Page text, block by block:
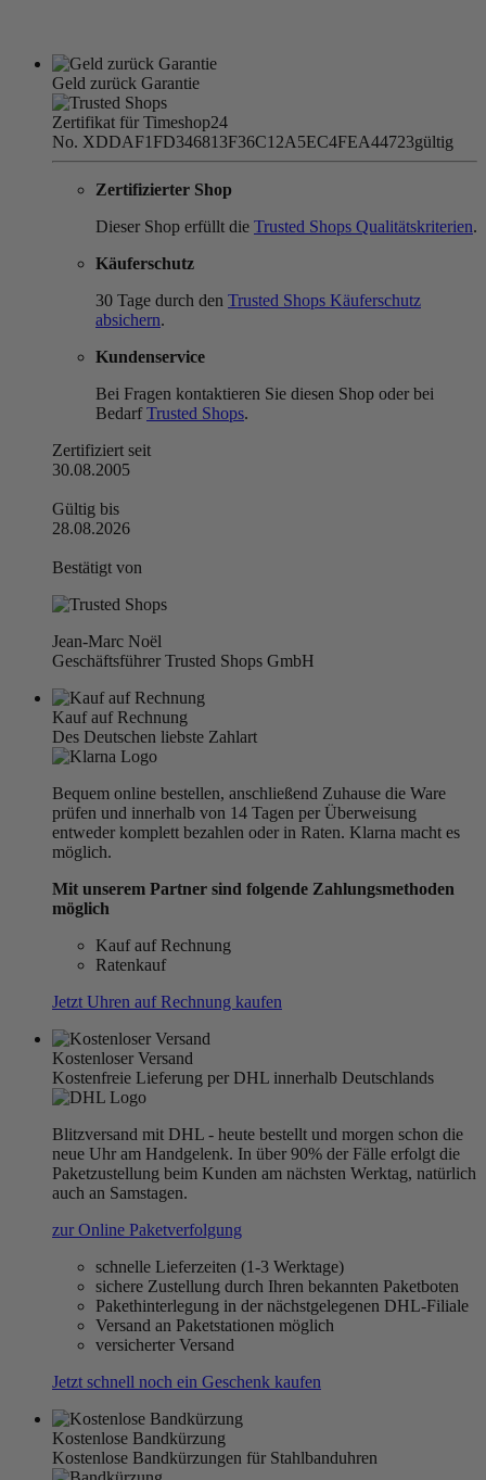
Geld zurück Garantie
Zertifikat für Timeshop24
No. XDDAF1FD346813F36C12A5EC4FEA44723gültig
Zertifizierter Shop
Dieser Shop erfüllt die Trusted Shops Qualitätskriterien.
Käuferschutz
30 Tage durch den Trusted Shops Käuferschutz
absichern.
Kundenservice
Bei Fragen kontaktieren Sie diesen Shop oder bei
BedarfTrusted Shops.
Zertifiziert seit
30.08.2005
Gültig bis
28.08.2026
Bestätigt von
Jean-Marc Noël
Geschäftsführer Trusted Shops GmbH
Kauf auf Rechnung
Des Deutschen liebste Zahlart
Bequem online bestellen, anschließend Zuhause die Ware
prüfen und innerhalb von 14 Tagen per Überweisung
entweder komplett bezahlen oder in Raten. Klarna macht es
möglich.
Mit unserem Partner sind folgende Zahlungsmethoden
möglich
Kauf auf Rechnung
Ratenkauf
Jetzt Uhren auf Rechnung kaufen
Kostenloser Versand
Kostenfreie Lieferung per DHL innerhalb Deutschlands
Blitzversand mit DHL - heute bestellt und morgen schon die
neue Uhr am Handgelenk. In über 90% der Fälle erfolgt die
Paketzustellung beim Kunden am nächsten Werktag, natürlich
auch an Samstagen.
zur Online Paketverfolgung
schnelle Lieferzeiten (1-3 Werktage)
sichere Zustellung durch Ihren bekannten Paketboten
Pakethinterlegung in der nächstgelegenen DHL-Filiale
Versand an Paketstationen möglich
versicherter Versand
Jetzt schnell noch ein Geschenk kaufen
Kostenlose Bandkürzung
Kostenlose Bandkürzungen für Stahlbanduhren